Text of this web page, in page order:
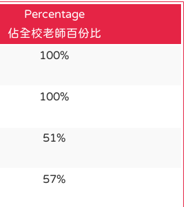
Percentage
佔全校老師百份比
100%
100%
51%
57%